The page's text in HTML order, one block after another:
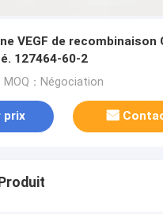
VEGF de recombinaison
127464-60-2
MOQ：Négociation
prix